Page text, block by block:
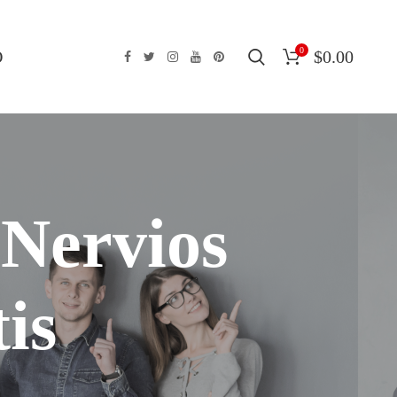
0 $0.00